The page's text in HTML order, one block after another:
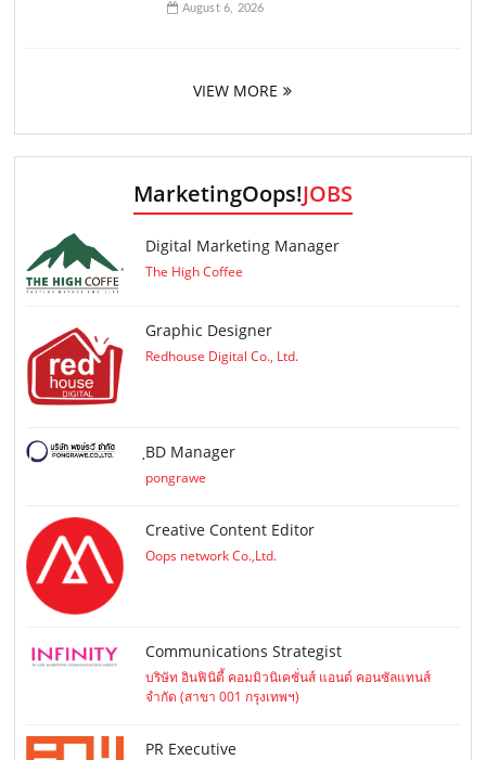
August 6, 2026
VIEW MORE
MarketingOops!JOBS
Digital Marketing Manager
The High Coffee
Graphic Designer
Redhouse Digital Co., Ltd.
ฺBD Manager
pongrawe
Creative Content Editor
Oops network Co.,Ltd.
Communications Strategist
บริษัท อินฟินิตี้ คอมมิวนิเคชั่นส์ แอนด์ คอนซัลแทนส์
จำกัด (สาขา 001 กรุงเทพฯ)
PR Executive